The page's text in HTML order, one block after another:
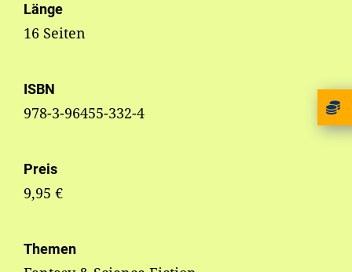
Länge
16 Seiten
ISBN
978-3-96455-332-4
Preis
9,95 €
Themen